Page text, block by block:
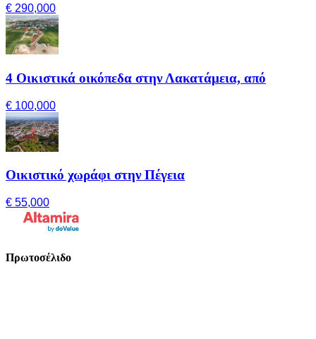
€ 290,000
4 Οικιστικά οικόπεδα στην Λακατάμεια, από
€ 100,000
Οικιστικό χωράφι στην Πέγεια
€ 55,000
Πρωτοσέλιδο